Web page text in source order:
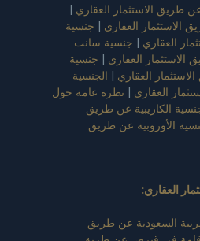
عن طريق الاستثمار العقاري |
الاستثمار العقاري | جنسية
العقاري | جنسية سانت
العقاري | جنسية
العقاري | الجنسية
العقاري | نظرة عامة حول
الكاريبية عن طريق
الأوروبية عن طريق
العقاري:
السعودية عن طريق